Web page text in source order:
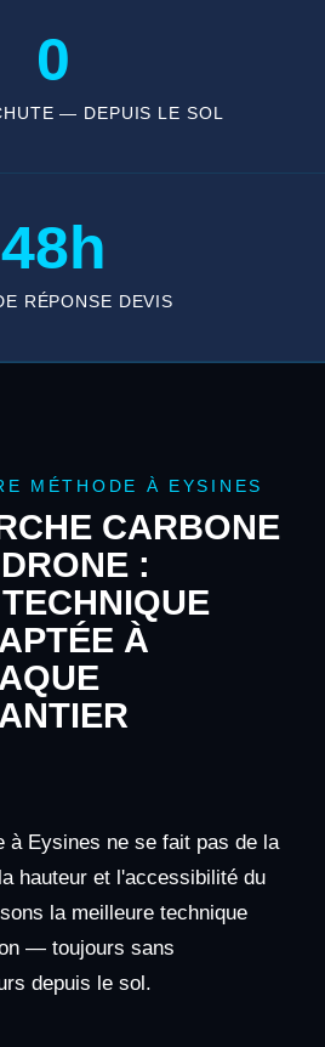
0
— DEPUIS LE SOL
48h
RÉPONSE DEVIS
MÉTHODE À EYSINES
CARBONE
:
À
à Eysines ne se fait pas de la
hauteur et l'accessibilité du
la meilleure technique
— toujours sans
depuis le sol.